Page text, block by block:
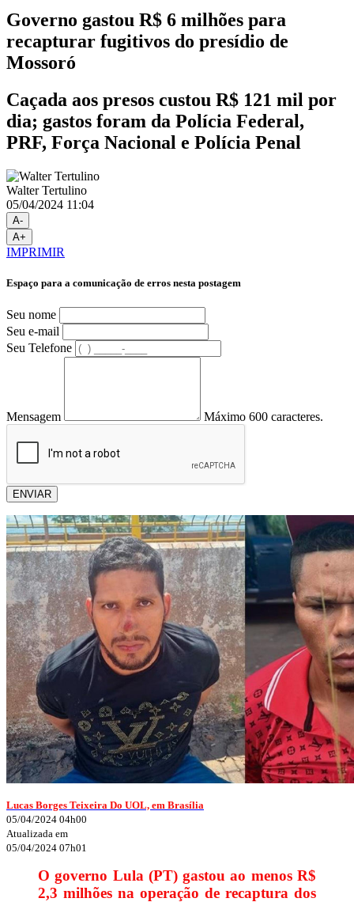
Governo gastou R$ 6 milhões para
recapturar fugitivos do presídio de
Mossoró
Caçada aos presos custou R$ 121 mil por
dia; gastos foram da Polícia Federal,
PRF, Força Nacional e Polícia Penal
Walter Tertulino
05/04/2024 11:04
A-
A+
IMPRIMIR
Espaço para a comunicação de erros nesta postagem
Seu nome
Seu e-mail
Seu Telefone
Mensagem Máximo 600 caracteres.
ENVIAR
Lucas Borges Teixeira Do UOL, em Brasília
05/04/2024 04h00
Atualizada em
05/04/2024 07h01
O governo Lula (PT) gastou ao menos R$
2,3 milhões na operação de recaptura dos